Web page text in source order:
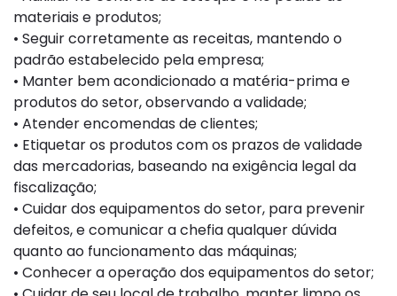
materiais e produtos;
• Seguir corretamente as receitas, mantendo o
padrão estabelecido pela empresa;
• Manter bem acondicionado a matéria-prima e
produtos do setor, observando a validade;
• Atender encomendas de clientes;
• Etiquetar os produtos com os prazos de validade
das mercadorias, baseando na exigência legal da
fiscalização;
• Cuidar dos equipamentos do setor, para prevenir
defeitos, e comunicar a chefia qualquer dúvida
quanto ao funcionamento das máquinas;
• Conhecer a operação dos equipamentos do setor;